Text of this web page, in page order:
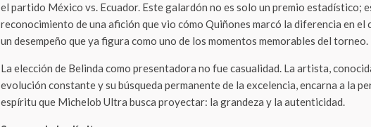
el partido México vs. Ecuador. Este galardón no es solo un premio estadístico;
reconocimiento de una afición que vio cómo Quiñones marcó la diferencia en el
un desempeño que ya figura como uno de los momentos memorables del torneo.
La elección de Belinda como presentadora no fue casualidad. La artista,
evolución constante y su búsqueda permanente de la excelencia, encarna a la
espíritu que Michelob Ultra busca proyectar: la grandeza y la autenticidad.